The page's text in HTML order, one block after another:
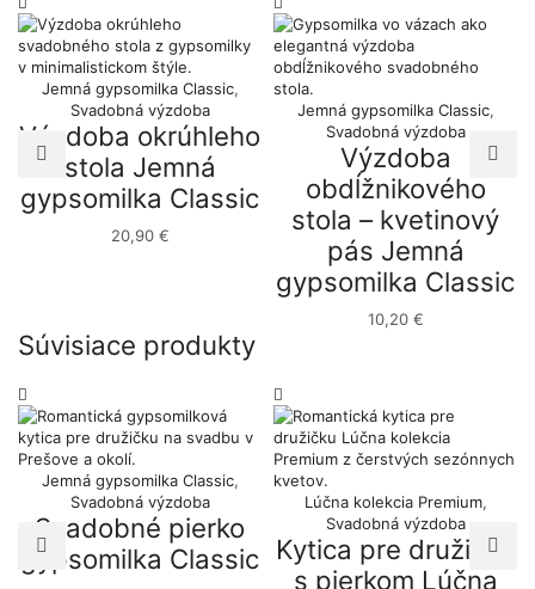
Jemná gypsomilka Classic,
Svadobná výzdoba
Výzdoba okrúhleho
stola Jemná
gypsomilka Classic
20,90 €
Jemná gypsomilka Classic,
Svadobná výzdoba
Výzdoba
obdĺžnikového
stola – kvetinový
pás Jemná
gypsomilka Classic
10,20 €
Súvisiace produkty
Jemná gypsomilka Classic,
Svadobná výzdoba
Svadobné pierko
gypsomilka Classic
Lúčna kolekcia Premium,
Svadobná výzdoba
Kytica pre družičku
s pierkom Lúčna